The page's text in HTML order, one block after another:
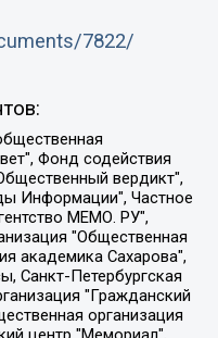
7822/
Виктор Анатольевич, Общество с ограниченной ответственностью "Данное сообщение", Общество с ограниченной ответственностью Издательский дом "Новая глава", Айнбиндер Александра Александровна, Московский комьюнити-центр для ЛГБТ+инициатив, Благотворительный фонд развития филантропии, Deutsche Welle (Германия, Kurt-Schumacher-Strasse 3, 53113 Bonn), Борзунова Мария Михайловна, Воробьев Виктор Викторович, Голубева Анна Львовна, Константинова Алла Михайловна, Малкова Ирина Владимировна, Мурадов Мурад Абдулгалимович, Осетинская Елизавета Николаевна, Понасенков Евгений Николаевич, Ганапольский Матвей Юрьевич, Киселев Евгений Алексеевич, Борухович Ирина Григорьевна, Дремин Иван Тимофеевич, Дубровский Дмитрий Викторович, Красноярская региональная общественная организация поддержки и развития альтернативных образовательных технологий и межкультурных коммуникаций "ИНТЕРРА", Маяковская Екатерина Алексеевна, Фейгин Марк Захарович, Филимонов Андрей Викторович, Дзугкоева Регина Николаевна, Доброхотов Роман Александрович, Дудь Юрий Александрович, Елкин Сергей Владимирович, Кругликов Кирилл Игоревич, Сабунаева Мария Леонидовна, Семенов Алексей Владимирович, Шаинян Карен Багратович, Шульман Екатерина Михайловна, Асафьев Артур Валерьевич, Вахштайн Виктор Семенович, Венедиктов Алексей Алексеевич, Лушникова Екатерина Евгеньевна, Волков Леонид Михайлович, Невзоров Александр Глебович, Пархоменко Сергей Борисович, Сироткин Ярослав Николаевич, Кара-Мурза Владимир Владимирович, Баранова Наталья Владимировна, Гозман Леонид Яковлевич, Кагарлицкий Борис Юльевич, Климарев Михаил Валерьевич, Милов Владимир Станиславович, Автономная некоммерческая организация Краснодарский центр современного искусства "Типография", Моргенштерн Алишер Тагирович, Соболь Любовь Эдуардовна, Общество с ограниченной ответственностью "ЛИЗА НОРМ", Каспаров Гарри Кимович, Ходорковский Михаил Борисович, Общество с ограниченной ответственностью "Апрельские тезисы", Данилович Ирина Брониславовна, Кашин Олег Владимирович, Петров Николай Владимирович, Пивоваров Алексей Владимирович, Соколов Михаил Владимирович, Цветкова Юлия Владимировна, Чичваркин Евгений Александрович, Комитет против пыток/Команда против пыток, Общество с ограниченной ответственностью "Первый научный", Общество с ограниченной ответственностью "Вертолет и ко", Белоцерковская Вероника Борисовна, Кац Максим Евгеньевич, Лазарева Татьяна Юрьевна, Шаведдинов Руслан Табризович, Яшин Илья Валерьевич, Общество с ограниченной ответственностью "Иноагент ААВ", Алешковский Дмитрий Петрович, Альбац Евгения Марковна, Быков Дмитрий Львович, Галямина Юлия Евгеньевна, Лойко Сергей Леонидович, Мартынов Кирилл Константинович, Медведев Сергей Александрович, Крашенинников Федор Геннадиевич, Гордеева Катерина Вл